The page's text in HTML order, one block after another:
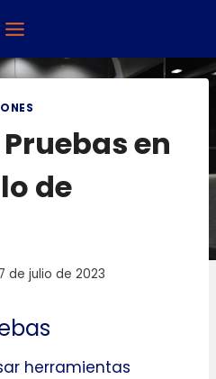
en
de
de julio de 2023
herramientas